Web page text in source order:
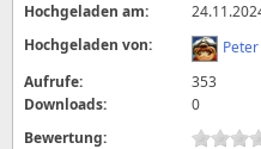
Hochgeladen am:
Hochgeladen von:
Aufrufe:
353
Downloads:
0
Bewertung: